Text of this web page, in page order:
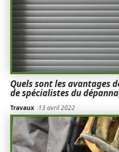
Quels sont les avantages
de spécialistes du
Travaux 13 avril 2022